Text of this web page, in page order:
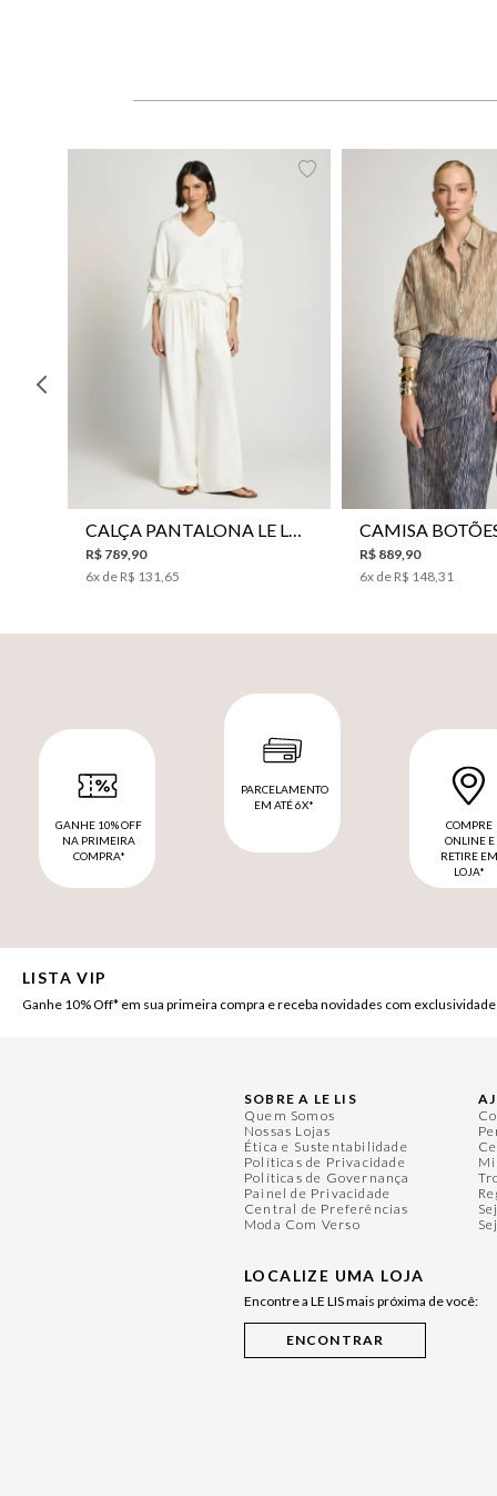
CALÇA PANTALONA LE LIS HORI FEMININA
R$ 789 90
6x de R$ 131 65
R$ 889 90
6x de R$ 148 ,31
GANHE 10% OFF
NA PRIMEIRA
COMPRA*
PARCELAMENTO
EM ATÉ 6X*
COMPRE
ONLINE E
RETIRE EM
LOJA*
LISTA VIP
Ganhe 10% Off* em sua primeira compra e receba novidades com exclusividade
SOBRE A LE LIS
Quem Somos
Nossas Lojas
Ética e Sustentabilidade
Políticas de Privacidade
Políticas de Governança
Painel de Privacidade
Central de Preferências
Moda Com Verso
LOCALIZE UMA LOJA
Encontre a LE LIS mais próxima de você: